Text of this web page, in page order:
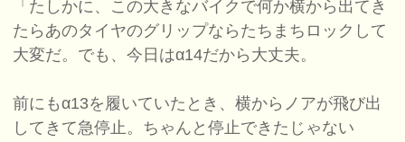
「たしかに、この大きなバイクで何か横から出てき
たらあのタイヤのグリップならたちまちロックして
大変だ。でも、今日はα14だから大丈夫。
前にもα13を履いていたとき、横からノアが飛び出
してきて急停止。ちゃんと停止できたじゃない